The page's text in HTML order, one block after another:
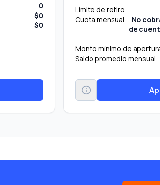
0
$0
$0
Límite de retiro
Cuota mensual
No
de
Monto mínimo de
Saldo promedio mensual